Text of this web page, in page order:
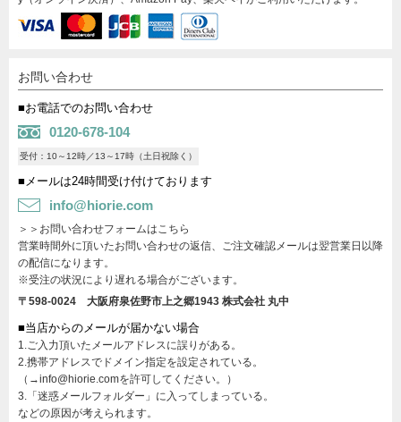
お問い合わせ
■お電話でのお問い合わせ
0120-678-104
受付：10～12時／13～17時（土日祝除く）
■メールは24時間受け付けております
info@hiorie.com
＞＞お問い合わせフォームはこちら
営業時間外に頂いたお問い合わせの返信、ご注文確認メールは翌営業日以降
の配信になります。
※受注の状況により遅れる場合がございます。
〒598-0024 大阪府泉佐野市上之郷1943 株式会社 丸中
■当店からのメールが届かない場合
1.ご入力頂いたメールアドレスに誤りがある。
2.携帯アドレスでドメイン指定を設定されている。
（→info@hiorie.comを許可してください。）
3.「迷惑メールフォルダー」に入ってしまっている。
などの原因が考えられます。